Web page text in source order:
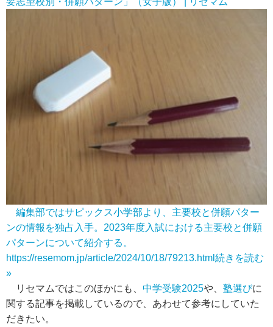
編集部ではサピックス小学部より、主要校と併願パター
ンの情報を独占入手。2023年度入試における主要校と併願
パターンについて紹介する。
https://resemom.jp/article/2024/10/18/79213.html 続きを読む
»
リセマムではこのほかにも、 中学受験2025や、 塾選びに
関する記事を掲載しているので、あわせて参考にしていた
だきたい。